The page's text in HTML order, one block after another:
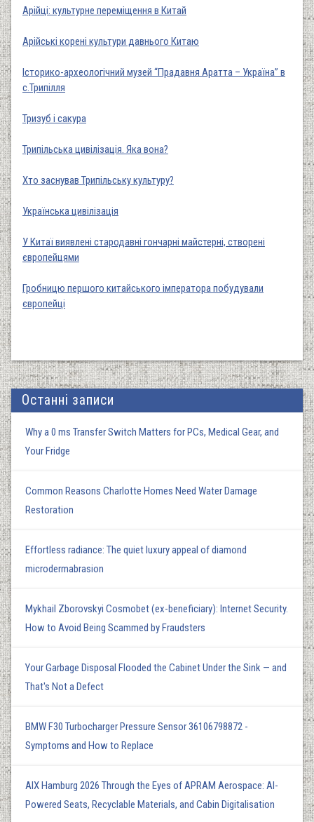
Арійці: культурне переміщення в Китай
Арійські корені культури давнього Китаю
Історико-археологічний музей “Прадавня Аратта – Україна” в
с.Трипілля
Тризуб і сакура
Трипільська цивілізація. Яка вона?
Хто заснував Трипільську культуру?
Українська цивілізація
У Китаї виявлені стародавні гончарні майстерні, створені
європейцями
Гробницю першого китайського імператора побудували
європейці
Останні записи
Why a 0 ms Transfer Switch Matters for PCs, Medical Gear, and
Your Fridge
Common Reasons Charlotte Homes Need Water Damage
Restoration
Effortless radiance: The quiet luxury appeal of diamond
microdermabrasion
Mykhail Zborovskyi Cosmobet (ex-beneficiary): Internet Security.
How to Avoid Being Scammed by Fraudsters
Your Garbage Disposal Flooded the Cabinet Under the Sink — and
That's Not a Defect
BMW F30 Turbocharger Pressure Sensor 36106798872 -
Symptoms and How to Replace
AIX Hamburg 2026 Through the Eyes of APRAM Aerospace: AI-
Powered Seats, Recyclable Materials, and Cabin Digitalisation